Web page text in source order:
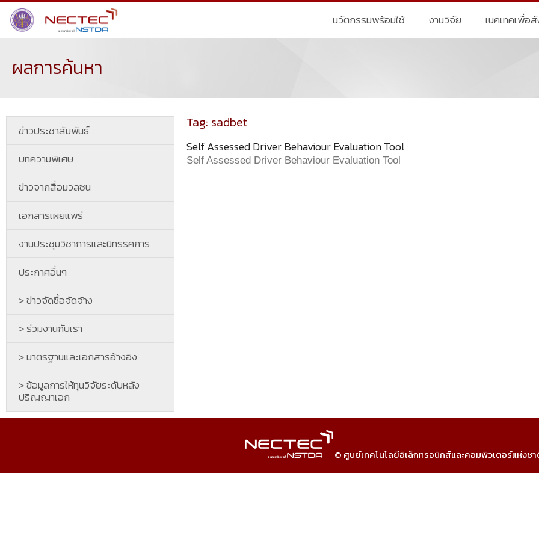
นวัตกรรมพร้อมใช้ งานวิจัย เนคเทคเพื่อ
ผลการค้นหา
ข่าวประชาสัมพันธ์
บทความพิเศษ
ข่าวจากสื่อมวลชน
เอกสารเผยแพร่
งานประชุมวิชาการและนิทรรศการ
ประกาศอื่นๆ
> ข่าวจัดซื้อจัดจ้าง
> ร่วมงานกับเรา
> มาตรฐานและเอกสารอ้างอิง
> ข้อมูลการให้ทุนวิจัยระดับหลัง
ปริญญาเอก
Tag: sadbet
Self Assessed Driver Behaviour Evaluation Tool
Self Assessed Driver Behaviour Evaluation Tool
© ศูนย์เทคโนโลยีอิเล็กทรอนิกส์และคอมพิวเตอร์แห่งชา